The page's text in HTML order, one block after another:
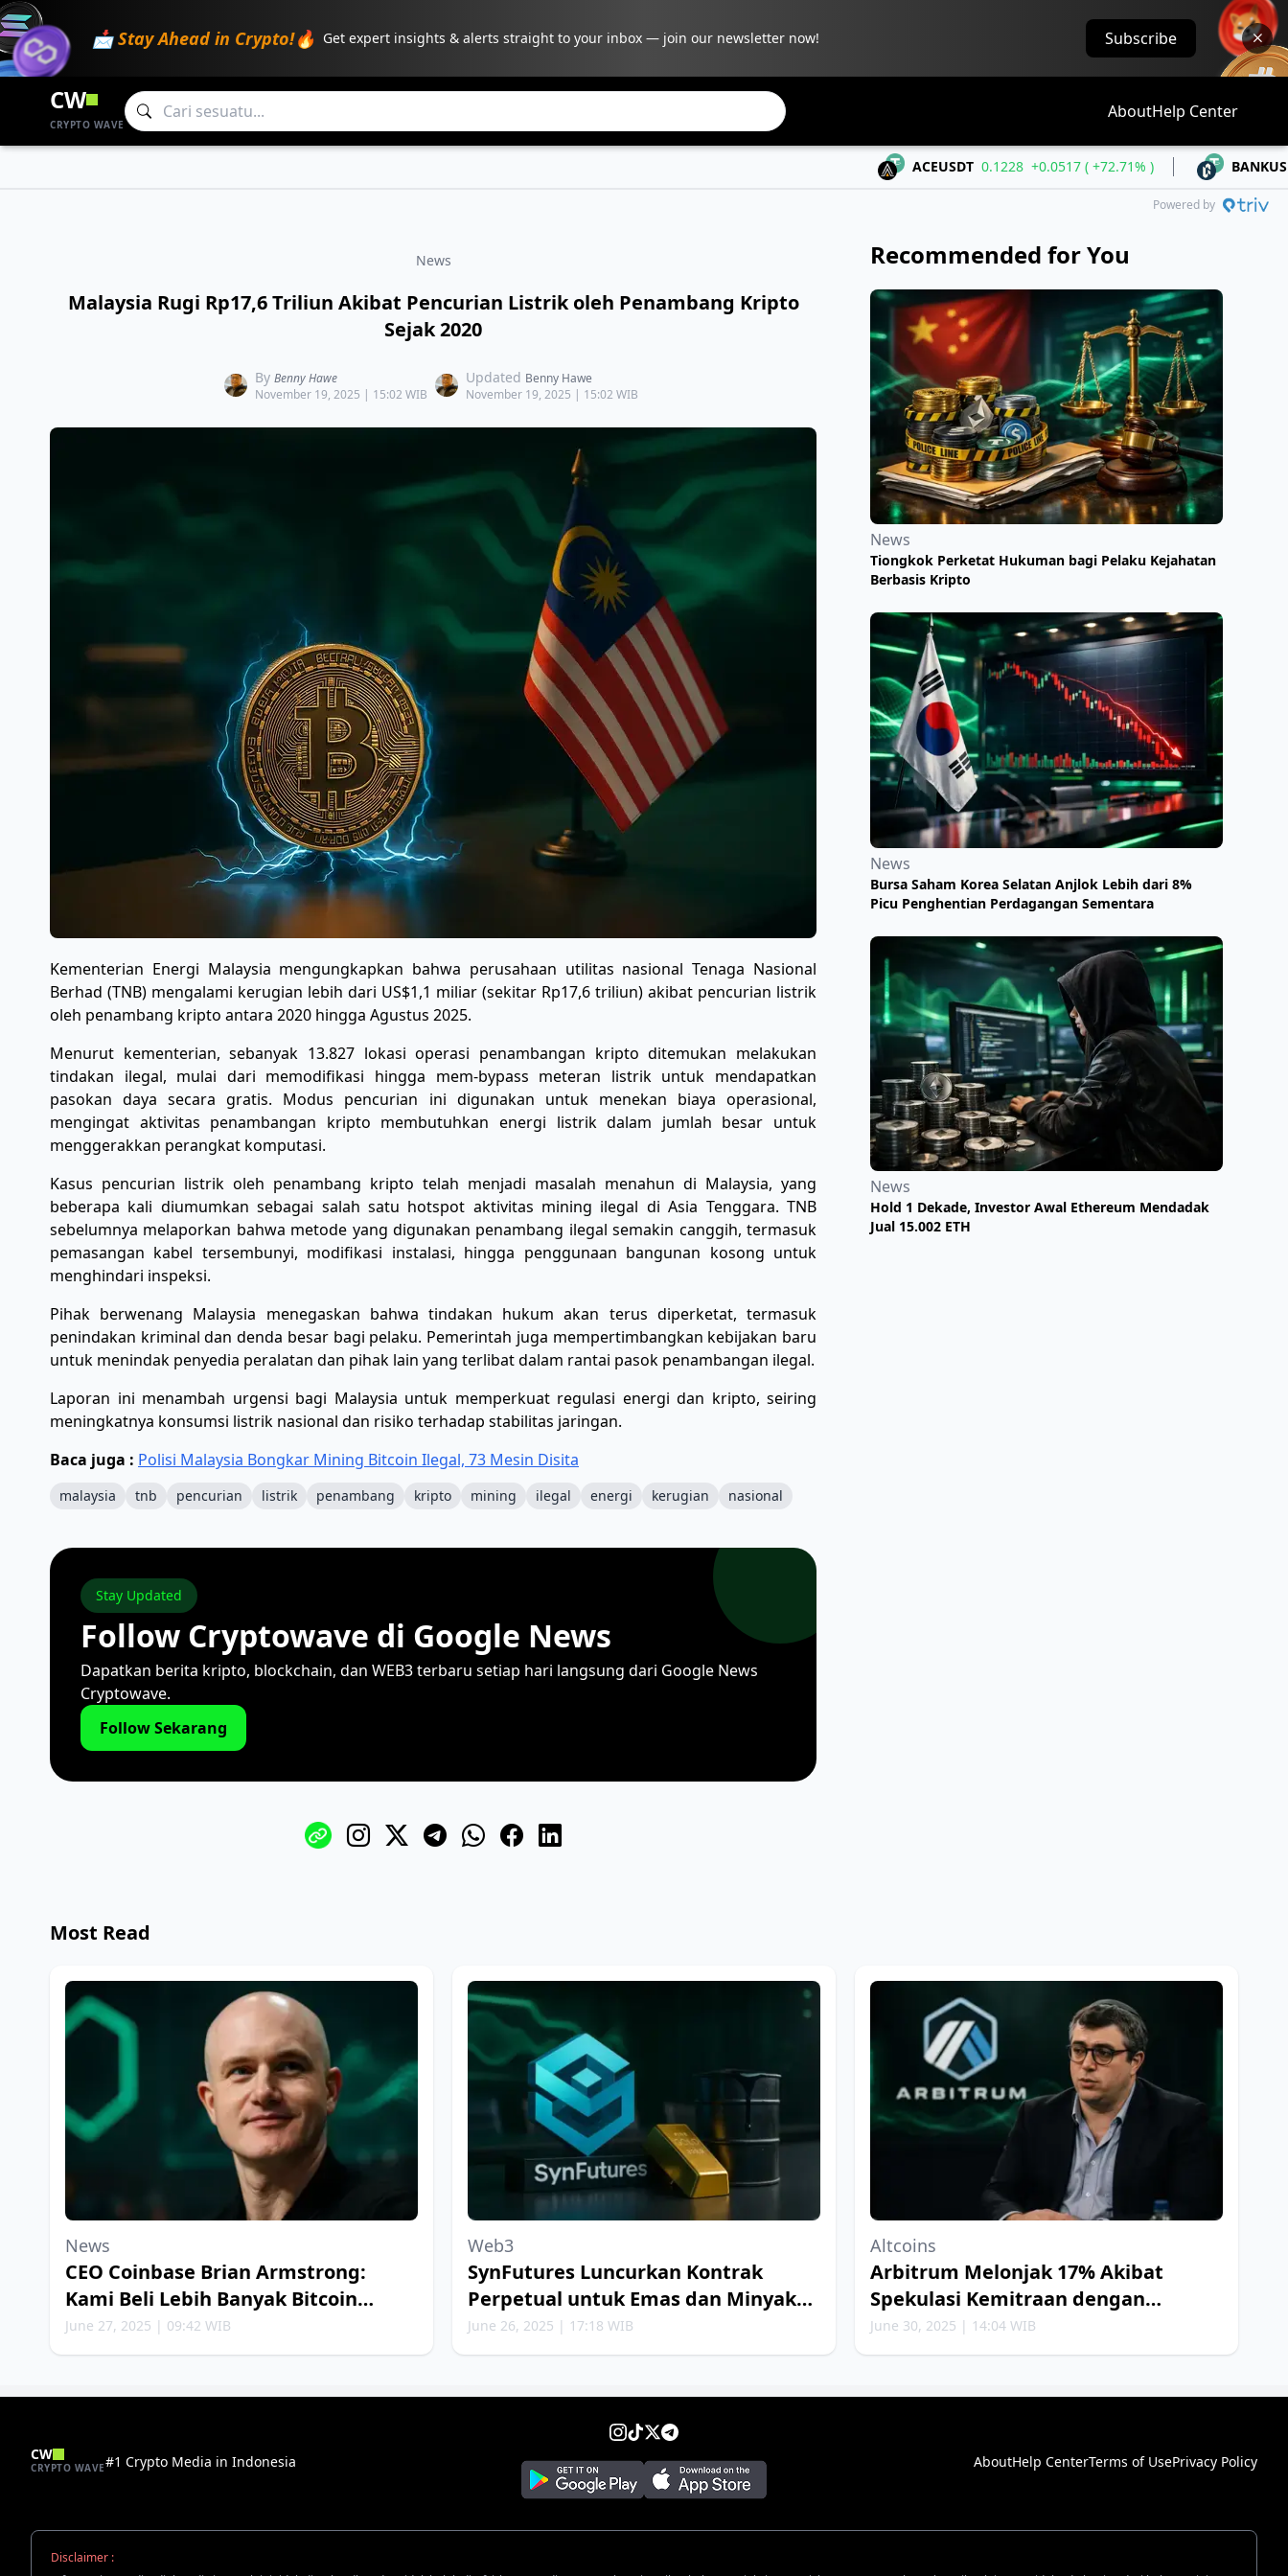
📩 Stay Ahead in Crypto!🔥 Get expert insights & alerts straight to your inbox — join our newsletter now! Subscribe
CW
CRYPTO WAVE
AboutHelp Center
ACEUSDT 0.1228 +0.0517 ( +72.71% ) BANKUSDT
Powered by
News
Malaysia Rugi Rp17,6 Triliun Akibat Pencurian Listrik oleh Penambang Kripto
Sejak 2020
By Benny Hawe
November 19, 2025 | 15:02 WIB
Updated Benny Hawe
November 19, 2025 | 15:02 WIB
Kementerian Energi Malaysia mengungkapkan bahwa perusahaan utilitas nasional Tenaga Nasional
Berhad (TNB) mengalami kerugian lebih dari US$1,1 miliar (sekitar Rp17,6 triliun) akibat pencurian listrik
oleh penambang kripto antara 2020 hingga Agustus 2025.
Menurut kementerian, sebanyak 13.827 lokasi operasi penambangan kripto ditemukan melakukan
tindakan ilegal, mulai dari memodifikasi hingga mem-bypass meteran listrik untuk mendapatkan
pasokan daya secara gratis. Modus pencurian ini digunakan untuk menekan biaya operasional,
mengingat aktivitas penambangan kripto membutuhkan energi listrik dalam jumlah besar untuk
menggerakkan perangkat komputasi.
Kasus pencurian listrik oleh penambang kripto telah menjadi masalah menahun di Malaysia, yang
beberapa kali diumumkan sebagai salah satu hotspot aktivitas mining ilegal di Asia Tenggara. TNB
sebelumnya melaporkan bahwa metode yang digunakan penambang ilegal semakin canggih, termasuk
pemasangan kabel tersembunyi, modifikasi instalasi, hingga penggunaan bangunan kosong untuk
menghindari inspeksi.
Pihak berwenang Malaysia menegaskan bahwa tindakan hukum akan terus diperketat, termasuk
penindakan kriminal dan denda besar bagi pelaku. Pemerintah juga mempertimbangkan kebijakan baru
untuk menindak penyedia peralatan dan pihak lain yang terlibat dalam rantai pasok penambangan ilegal.
Laporan ini menambah urgensi bagi Malaysia untuk memperkuat regulasi energi dan kripto, seiring
meningkatnya konsumsi listrik nasional dan risiko terhadap stabilitas jaringan.
Baca juga : Polisi Malaysia Bongkar Mining Bitcoin Ilegal, 73 Mesin Disita
malaysia tnb pencurian listrik penambang kripto mining ilegal energi kerugian nasional
Stay Updated
Follow Cryptowave di Google News
Dapatkan berita kripto, blockchain, dan WEB3 terbaru setiap hari langsung dari Google News
Cryptowave.
Follow Sekarang
Recommended for You
News
Tiongkok Perketat Hukuman bagi Pelaku Kejahatan
Berbasis Kripto
News
Bursa Saham Korea Selatan Anjlok Lebih dari 8%
Picu Penghentian Perdagangan Sementara
News
Hold 1 Dekade, Investor Awal Ethereum Mendadak
Jual 15.002 ETH
Most Read
News
CEO Coinbase Brian Armstrong:
Kami Beli Lebih Banyak Bitcoin
Setiap Minggu
June 27, 2025 | 09:42 WIB
Web3
SynFutures Luncurkan Kontrak
Perpetual untuk Emas dan Minyak
Bumi
June 26, 2025 | 17:18 WIB
Altcoins
Arbitrum Melonjak 17% Akibat
Spekulasi Kemitraan dengan
Robinhood
June 30, 2025 | 14:04 WIB
CW
CRYPTO WAVE#1 Crypto Media in Indonesia AboutHelp CenterTerms of UsePrivacy Policy
Disclaimer :